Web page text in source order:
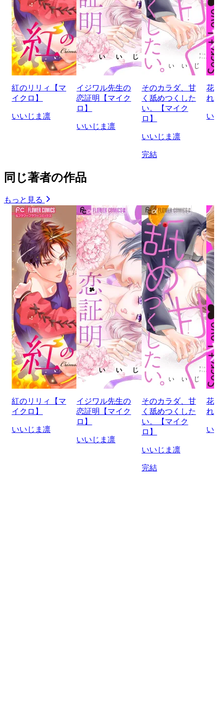
紅のリリィ【マ
イクロ】
いいじま凛
イジワル先生の
恋証明【マイク
ロ】
いいじま凛
そのカラダ、甘
く舐めつくした
い。【マイク
ロ】
いいじま凛
完結
花
れ
い
同じ著者の作品
もっと見る
紅のリリィ【マ
イクロ】
いいじま凛
イジワル先生の
恋証明【マイク
ロ】
いいじま凛
そのカラダ、甘
く舐めつくした
い。【マイク
ロ】
いいじま凛
完結
花
れ
い